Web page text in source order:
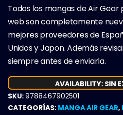
Todos los mangas de Air
web son completamente
mejores proveedores de
Unidos y Japon. Además
siempre antes de enviarla.
AVAILABILITY: SIN
SKU:9788467902501
CATEGORÍAS: MANGA AIR GEAR,